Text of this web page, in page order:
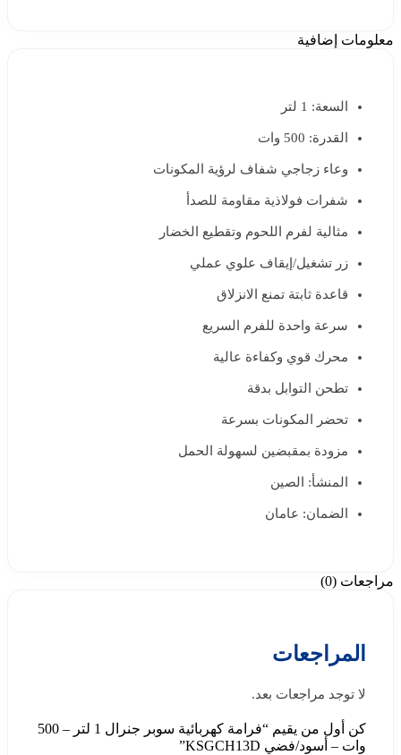
معلومات إضافية
السعة: 1 لتر
القدرة: 500 وات
وعاء زجاجي شفاف لرؤية المكونات
شفرات فولاذية مقاومة للصدأ
مثالية لفرم اللحوم وتقطيع الخضار
زر تشغيل/إيقاف علوي عملي
قاعدة ثابتة تمنع الانزلاق
سرعة واحدة للفرم السريع
محرك قوي وكفاءة عالية
تطحن التوابل بدقة
تحضر المكونات بسرعة
مزودة بمقبضين لسهولة الحمل
المنشأ: الصين
الضمان: عامان
مراجعات (0)
المراجعات
لا توجد مراجعات بعد.
كن أول من يقيم “فرامة كهربائية سوبر جنرال 1 لتر – 500
وات – أسود/فضي KSGCH13D”